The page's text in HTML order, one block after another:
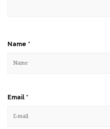
Name *
Email *